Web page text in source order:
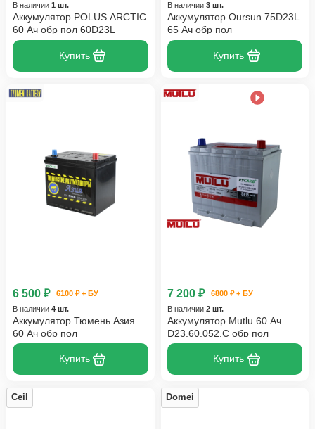
В наличии 1 шт.
Аккумулятор POLUS ARCTIC
60 Ач обр пол 60D23L
Купить
В наличии 3 шт.
Аккумулятор Oursun 75D23L
65 Ач обр пол
Купить
6 500 ₽
6100 ₽ + БУ
В наличии 4 шт.
Аккумулятор Тюмень Азия
60 Ач обр пол
Купить
7 200 ₽
6800 ₽ + БУ
В наличии 2 шт.
Аккумулятор Mutlu 60 Ач
D23.60.052.C обр пол
Купить
Ceil Domei